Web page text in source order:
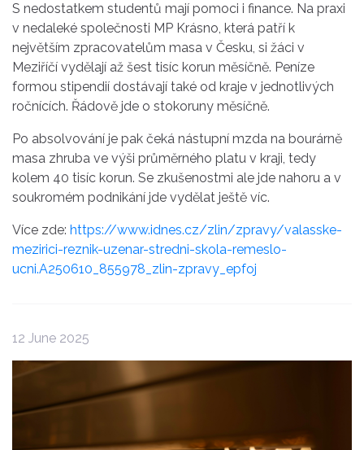
S nedostatkem studentů mají pomoci i finance. Na praxi
v nedaleké společnosti MP Krásno, která patří k
největším zpracovatelům masa v Česku, si žáci v
Meziříčí vydělají až šest tisíc korun měsíčně. Peníze
formou stipendií dostávají také od kraje v jednotlivých
ročnících. Řádově jde o stokoruny měsíčně.
Po absolvování je pak čeká nástupní mzda na bourárně
masa zhruba ve výši průměrného platu v kraji, tedy
kolem 40 tisíc korun. Se zkušenostmi ale jde nahoru a v
soukromém podnikání jde vydělat ještě víc.
Více zde: https://www.idnes.cz/zlin/zpravy/valasske-
mezirici-reznik-uzenar-stredni-skola-remeslo-
ucni.A250610_855978_zlin-zpravy_epfoj
12 June 2025